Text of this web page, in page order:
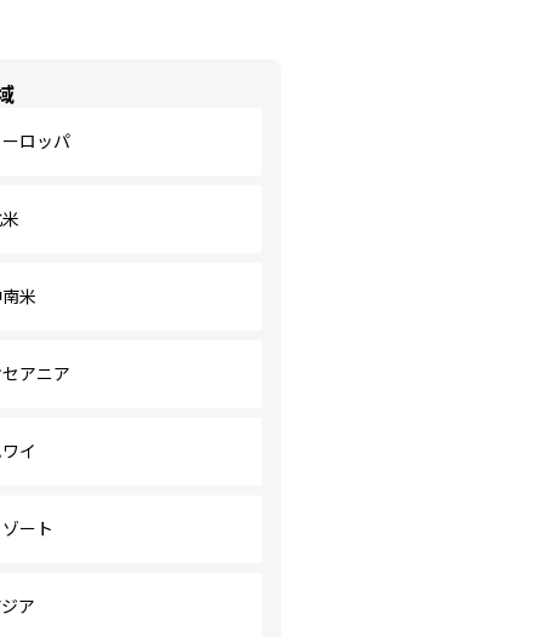
ロッパ
米
アニア
イ
ート
ア